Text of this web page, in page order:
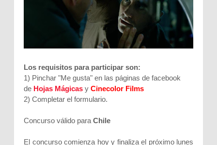
Los requisitos para participar son:
1) Pinchar "Me gusta" en las páginas de facebook
de Hojas Mágicas y Cinecolor Films
2) Completar el formulario.
Concurso válido para Chile
El concurso comienza hoy y finaliza el próximo lunes